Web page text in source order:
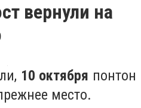
вернули на
10 октября понтон
место.